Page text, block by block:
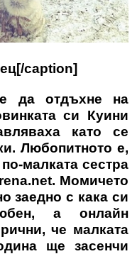
caption]
да отдъхне на
си Куини
като се
Любопитното е,
малката сестра
Момичето
заедно с кака си
а онлайн
че малката
ще засенчи